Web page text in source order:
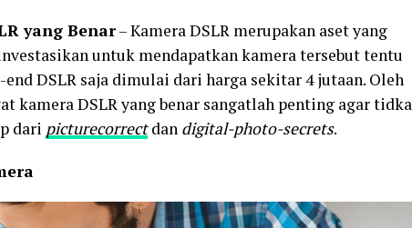
yang Benar– Kamera DSLR merupakan aset yang
untuk mendapatkan kamera tersebut tentu
DSLR saja dimulai dari harga sekitar 4 jutaan. Oleh
kamera DSLR yang benar sangatlah penting agar tidka
dari picturecorrectdan digital-photo-secrets.